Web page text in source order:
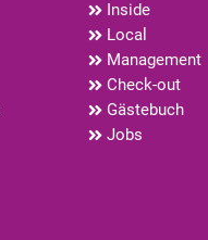
Inside
Local
Management
Check-out
Gästebuch
Jobs